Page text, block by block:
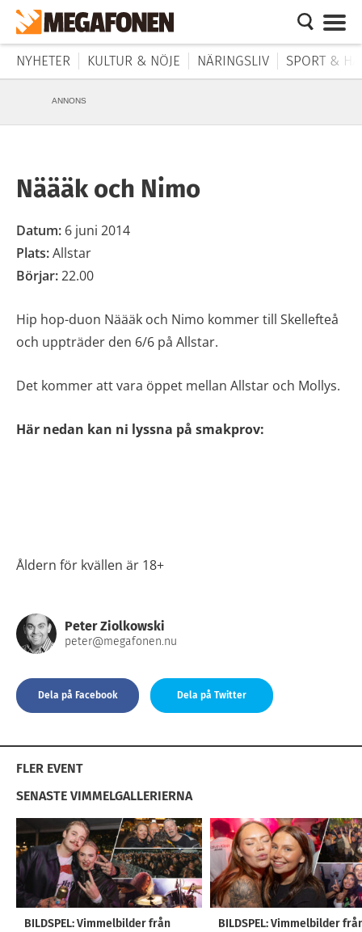
NYHETER KULTUR & NÖJE NÄRINGSLIV SPORT &
ANNONS
Näääk och Nimo
Datum: 6 juni 2014
Plats:Allstar
Börjar:22.00
Hip hop-duon Näääk och Nimo kommer till Skellefteå
och uppträder den 6/6 på Allstar.
Det kommer att vara öppet mellan Allstar och Mollys.
Här nedan kan ni lyssna på smakprov:
Åldern för kvällen är 18+
Peter Ziolkowski
peter@megafonen.nu
Dela på Facebook Dela på Twitter
FLER EVENT
SENASTE VIMMELGALLERIERNA
BILDSPEL: Vimmelbilder från
BILDSPEL: Vimmelbilder